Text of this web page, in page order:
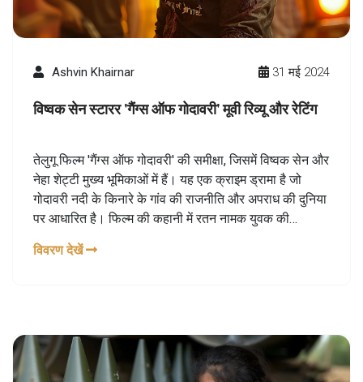
Ashvin Khairnar 31 मई 2024
विष्वक सेन स्टारर 'गैंग्स ऑफ गोदावरी' मूवी रिव्यू और रेटिंग
तेलुगू फिल्म 'गैंग्स ऑफ गोदावरी' की समीक्षा, जिसमें विष्वक सेन और
नेहा शेट्टी मुख्य भूमिकाओं में हैं। यह एक क्राइम ड्रामा है जो
गोदावरी नदी के किनारे के गांव की राजनीति और अपराध की दुनिया
पर आधारित है। फिल्म की कहानी में रतन नामक युवक की
विवरण देखें